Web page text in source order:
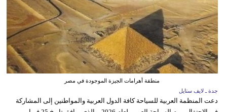
منطقة أهرامات الجيزة الموجودة في مصر
جدة ـ لايف ستايل
دعت المنظمة العربية للسياحة كافة الدول العربية والمواطنين إلى المشاركة